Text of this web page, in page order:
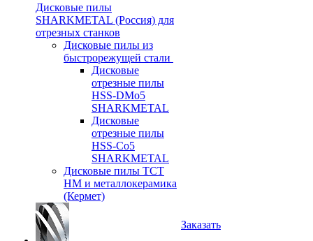
Дисковые пилы
SHARKMETAL (Россия) для
отрезных станков
Дисковые пилы из
быстрорежущей стали
Дисковые
отрезные пилы
HSS-DMo5
SHARKMETAL
Дисковые
отрезные пилы
HSS-Co5
SHARKMETAL
Дисковые пилы ТСТ
НМ и металлокерамика
(Кермет)
Заказать